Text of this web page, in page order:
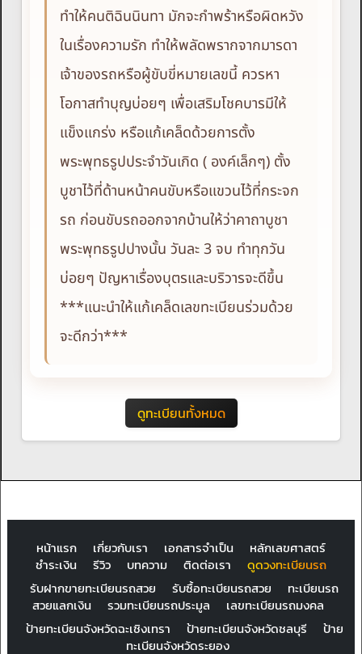
ทำให้คนติฉินนินทา มักจะกำพร้าหรือผิดหวัง
ในเรื่องความรัก ทำให้พลัดพรากจากมารดา
เจ้าของรถหรือผู้ขับขี่หมายเลขนี้ ควรหา
โอกาสทำบุญบ่อยๆ เพื่อเสริมโชคบารมีให้
แข็งแกร่ง หรือแก้เคล็ดด้วยการตั้ง
พระพุทธรูปประจำวันเกิด ( องค์เล็กๆ) ตั้ง
บูชาไว้ที่ด้านหน้าคนขับหรือแขวนไว้ที่กระจก
รถ ก่อนขับรถออกจากบ้านให้ว่าคาถาบูชา
พระพุทธรูปปางนั้น วันละ 3 จบ ทำทุกวัน
บ่อยๆ ปัญหาเรื่องบุตรและบริวารจะดีขึ้น
***แนะนำให้แก้เคล็ดเลขทะเบียนร่วมด้วย
จะดีกว่า***
ดูทะเบียนทั้งหมด
หน้าแรก เกี่ยวกับเรา เอกสารจำเป็น
หลักเลขศาสตร์
ชำระเงิน
รีวิว บทความ ติดต่อเรา
ดูดวงทะเบียนรถ
รับฝากขายทะเบียนรถสวย
รับซื้อทะเบียนรถสวย
ทะเบียนรถ
สวยแลกเงิน
รวมทะเบียนรถประมูล
เลขทะเบียนรถมงคล
ป้ายทะเบียนจังหวัดฉะเชิงเทรา
ป้ายทะเบียนจังหวัดชลบุรี
ป้าย
ทะเบียนจังหวัดระยอง